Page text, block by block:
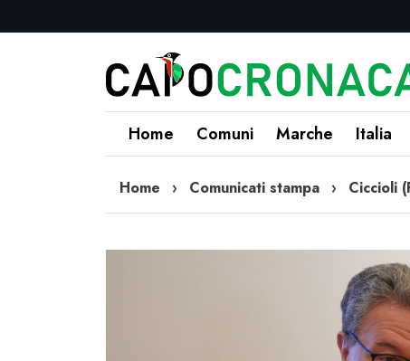
Home Comuni Marche Italia
Home › Comunicati stampa › Ciccioli